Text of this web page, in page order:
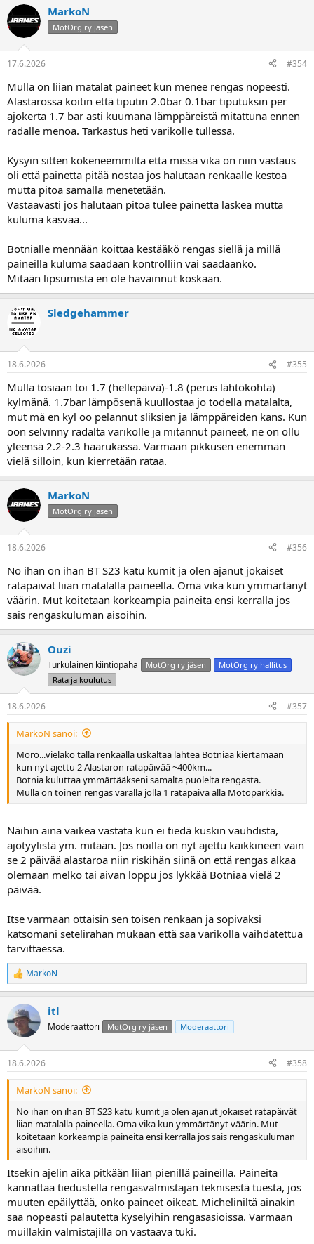
MarkoN
MotOrg ry jäsen
17.6.2026 #354
Mulla on liian matalat paineet kun menee rengas nopeesti.
Alastarossa koitin että tiputin 2.0bar 0.1bar tiputuksin per
ajokerta 1.7 bar asti kuumana lämppäreistä mitattuna ennen
radalle menoa. Tarkastus heti varikolle tullessa.
Kysyin sitten kokeneemmilta että missä vika on niin vastaus
oli että painetta pitää nostaa jos halutaan renkaalle kestoa
mutta pitoa samalla menetetään.
Vastaavasti jos halutaan pitoa tulee painetta laskea mutta
kuluma kasvaa...
Botnialle mennään koittaa kestääkö rengas siellä ja millä
paineilla kuluma saadaan kontrolliin vai saadaanko.
Mitään lipsumista en ole havainnut koskaan.
Sledgehammer
18.6.2026 #355
Mulla tosiaan toi 1.7 (hellepäivä)-1.8 (perus lähtökohta)
kylmänä. 1.7bar lämpösenä kuullostaa jo todella matalalta,
mut mä en kyl oo pelannut sliksien ja lämppäreiden kans. Kun
oon selvinny radalta varikolle ja mitannut paineet, ne on ollu
yleensä 2.2-2.3 haarukassa. Varmaan pikkusen enemmän
vielä silloin, kun kierretään rataa.
MarkoN
MotOrg ry jäsen
18.6.2026 #356
No ihan on ihan BT S23 katu kumit ja olen ajanut jokaiset
ratapäivät liian matalalla paineella. Oma vika kun ymmärtänyt
väärin. Mut koitetaan korkeampia paineita ensi kerralla jos
sais rengaskuluman aisoihin.
Ouzi
Turkulainen kiintiöpaha MotOrg ry jäsen
MotOrg ry hallitus
Rata ja koulutus
18.6.2026 #357
MarkoN sanoi:
Moro...vieläkö tällä renkaalla uskaltaa lähteä Botniaa kiertämään
kun nyt ajettu 2 Alastaron ratapäivää ~400km...
Botnia kuluttaa ymmärtääkseni samalta puolelta rengasta.
Mulla on toinen rengas varalla jolla 1 ratapäivä alla Motoparkkia.
Näihin aina vaikea vastata kun ei tiedä kuskin vauhdista,
ajotyylistä ym. mitään. Jos noilla on nyt ajettu kaikkineen vain
se 2 päivää alastaroa niin riskihän siinä on että rengas alkaa
olemaan melko tai aivan loppu jos lykkää Botniaa vielä 2
päivää.
Itse varmaan ottaisin sen toisen renkaan ja sopivaksi
katsomani setelirahan mukaan että saa varikolla vaihdatettua
tarvittaessa.
R
e
k
t
i
:
MarkoN
itl
Moderaattori MotOrg ry jäsen Moderaattori
18.6.2026 #358
MarkoN sanoi:
No ihan on ihan BT S23 katu kumit ja olen ajanut jokaiset ratapäivät
liian matalalla paineella. Oma vika kun ymmärtänyt väärin. Mut
koitetaan korkeampia paineita ensi kerralla jos sais rengaskuluman
aisoihin.
Itsekin ajelin aika pitkään liian pienillä paineilla. Paineita
kannattaa tiedustella rengasvalmistajan teknisestä tuesta, jos
muuten epäilyttää, onko paineet oikeat. Micheliniltä ainakin
saa nopeasti palautetta kyselyihin rengasasioissa. Varmaan
muillakin valmistajilla on vastaava tuki.